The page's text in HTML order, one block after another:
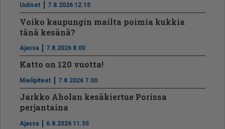
Uutiset 7.8.2026 12.15
Voiko kaupungin mailta poimia kukkia
tänä kesänä?
Ajassa 7.8.2026 8.00
Katto on 120 vuotta!
Mielipiteet 7.8.2026 7.00
Jarkko Aholan kesäkiertue Porissa
perjantaina
Ajassa 6.8.2026 11.55